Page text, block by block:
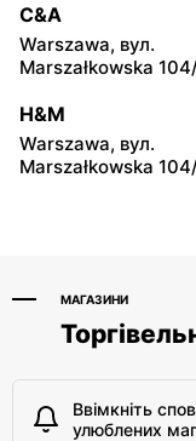
Pruszków, вул.
Emancypantek 4
Stanisławów
Graniczna 1
C&A
Warszawa, вул.
Marszałkowska
H&M
Warszawa, вул.
Marszałkowska
МАГАЗИНИ
Ввімкніть
улюблених